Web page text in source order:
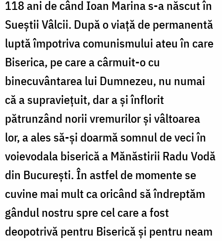
118 ani de când Ioan Marina s-a născut în
Sueștii Vâlcii. După o viaţă de permanentă
luptă împotriva comunismului ateu în care
Biserica, pe care a cârmuit-o cu
binecuvântarea lui Dumnezeu, nu numai
că a supravieţuit, dar a şi înflorit
pătrunzând norii vremurilor şi vâltoarea
lor, a ales să-şi doarmă somnul de veci în
voievodala biserică a Mănăstirii Radu Vodă
din Bucureşti. În astfel de momente se
cuvine mai mult ca oricând să îndreptăm
gândul nostru spre cel care a fost
deopotrivă pentru Biserică şi pentru neam